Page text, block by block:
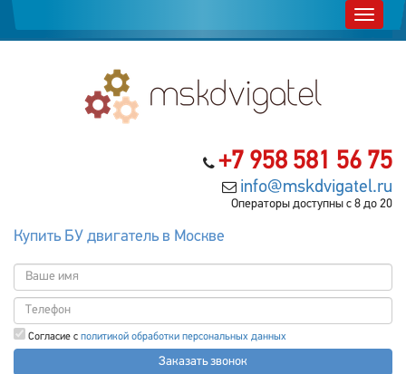
+7 958 581 56 75
info@mskdvigatel.ru
Операторы доступны с 8 до 20
Купить БУ двигатель в Москве
Согласие с политикой обработки персональных данных
Заказать звонок